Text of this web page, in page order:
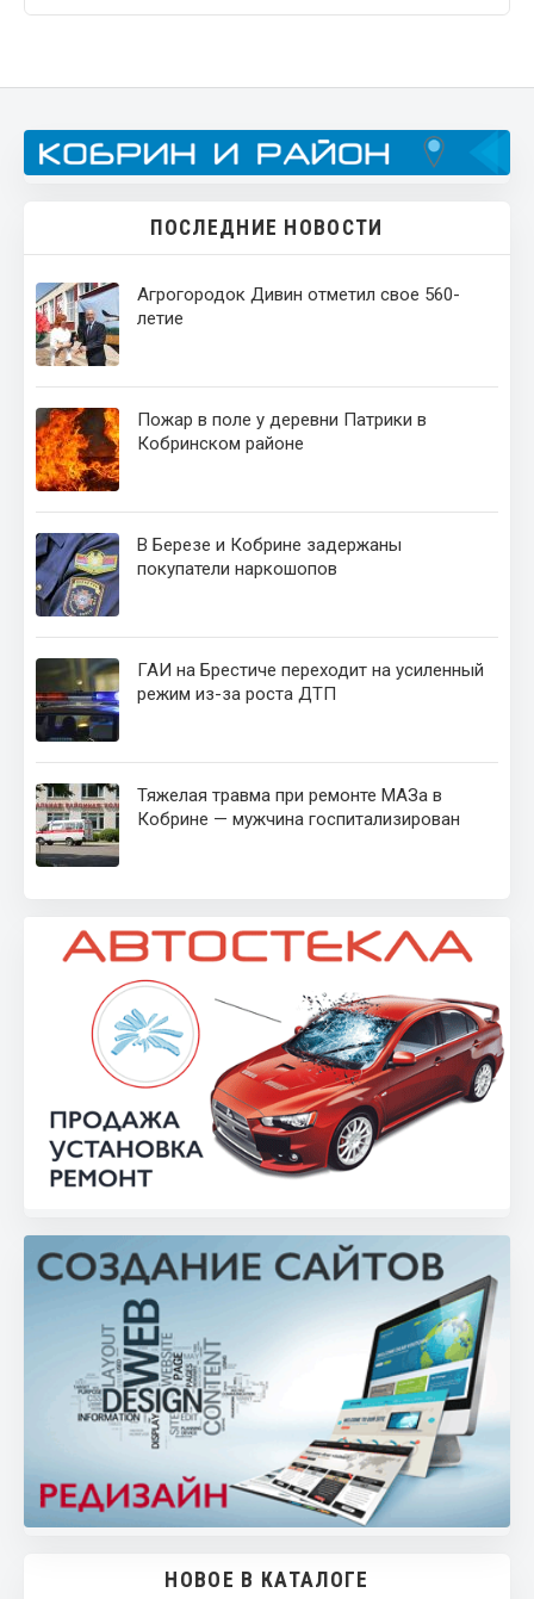
ПОСЛЕДНИЕ НОВОСТИ
Агрогородок Дивин отметил свое 560-
летие
Пожар в поле у деревни Патрики в
Кобринском районе
В Березе и Кобрине задержаны
покупатели наркошопов
ГАИ на Брестиче переходит на усиленный
режим из-за роста ДТП
Тяжелая травма при ремонте МАЗа в
Кобрине — мужчина госпитализирован
НОВОЕ В КАТАЛОГЕ